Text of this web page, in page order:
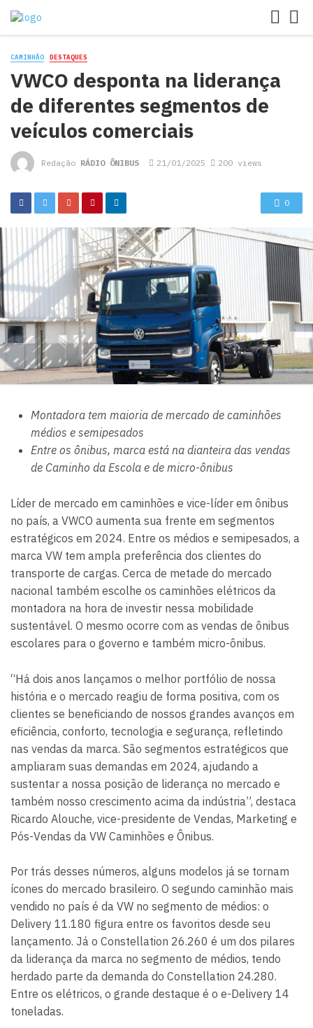
CAMINHÃO DESTAQUES
VWCO desponta na liderança
de diferentes segmentos de
veículos comerciais
Redação RÁDIO ÔNIBUS 21/01/2025 200 views
0
Montadora tem maioria de mercado de caminhões
médios e semipesados
Entre os ônibus, marca está na dianteira das vendas
de Caminho da Escola e de micro-ônibus
Líder de mercado em caminhões e vice-líder em ônibus
no país, a VWCO aumenta sua frente em segmentos
estratégicos em 2024. Entre os médios e semipesados, a
marca VW tem ampla preferência dos clientes do
transporte de cargas. Cerca de metade do mercado
nacional também escolhe os caminhões elétricos da
montadora na hora de investir nessa mobilidade
sustentável. O mesmo ocorre com as vendas de ônibus
escolares para o governo e também micro-ônibus.
“Há dois anos lançamos o melhor portfólio de nossa
história e o mercado reagiu de forma positiva, com os
clientes se beneficiando de nossos grandes avanços em
eficiência, conforto, tecnologia e segurança, refletindo
nas vendas da marca. São segmentos estratégicos que
ampliaram suas demandas em 2024, ajudando a
sustentar a nossa posição de liderança no mercado e
também nosso crescimento acima da indústria”, destaca
Ricardo Alouche, vice-presidente de Vendas, Marketing e
Pós-Vendas da VW Caminhões e Ônibus.
Por trás desses números, alguns modelos já se tornam
ícones do mercado brasileiro. O segundo caminhão mais
vendido no país é da VW no segmento de médios: o
Delivery 11.180 figura entre os favoritos desde seu
lançamento. Já o Constellation 26.260 é um dos pilares
da liderança da marca no segmento de médios, tendo
herdado parte da demanda do Constellation 24.280.
Entre os elétricos, o grande destaque é o e-Delivery 14
toneladas.